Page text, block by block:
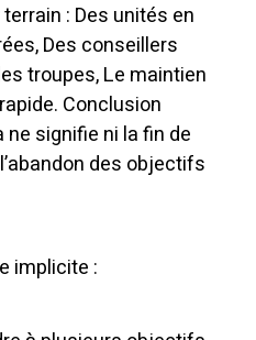
: Des unités en
Des conseillers
troupes, Le maintien
Conclusion
ne signifie ni la fin de
des objectifs
implicite :